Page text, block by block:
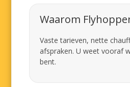
Waarom
Vaste tarieven, nette
afspraken. U weet vooraf
bent.